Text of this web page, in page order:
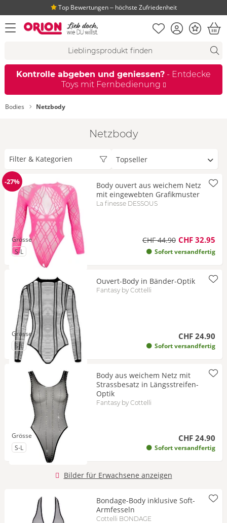
Top Bewertungen ‒ höchste Zufriedenheit
Menü öffnen Merkliste
KontoBonus
Kontrolle abgeben und geniessen? - Entdecke
Toys mit Fernbedienung
Bodies Netzbody
Netzbody
Filter & Kategorien
nach
Reduzierung
-27%
Body ouvert aus weichem Netz
mit eingewebten Grafikmuster
La finesse DESSOUS
CHF 44.90 CHF 32.95
Sofort versandfertig
Grösse
zu Grösse
S-L
Ouvert-Body in Bänder-Optik
Fantasy by Cottelli
CHF 24.90
Sofort versandfertig
Grösse
zu Grösse
S-L
Body aus weichem Netz mit
Strassbesatz in Längsstreifen-
Optik
Fantasy by Cottelli
CHF 24.90
Sofort versandfertig
Grösse
zu Grösse
S-L
Bilder für Erwachsene anzeigen
Bondage-Body inklusive Soft-
Armfesseln
Cottelli BONDAGE